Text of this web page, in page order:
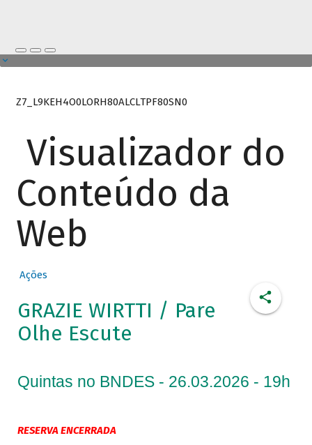
Z7_L9KEH4O0LORH80ALCLTPF80SN0
Visualizador do
Conteúdo da
Web
Ações
GRAZIE WIRTTI / Pare
Olhe Escute
Quintas no BNDES - 26.03.2026 - 19h
RESERVA ENCERRADA